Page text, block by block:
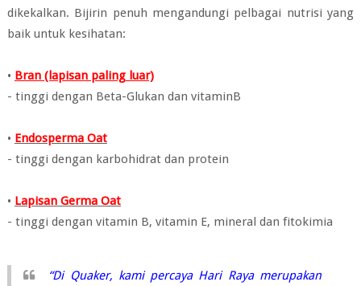
dikekalkan. Bijirin penuh mengandungi pelbagai nutrisi yang
baik untuk kesihatan:
• Bran (lapisan paling luar)
- tinggi dengan Beta-Glukan dan vitaminB
• Endosperma Oat
- tinggi dengan karbohidrat dan protein
• Lapisan Germa Oat
- tinggi dengan vitamin B, vitamin E, mineral dan fitokimia
“Di Quaker, kami percaya Hari Raya merupakan